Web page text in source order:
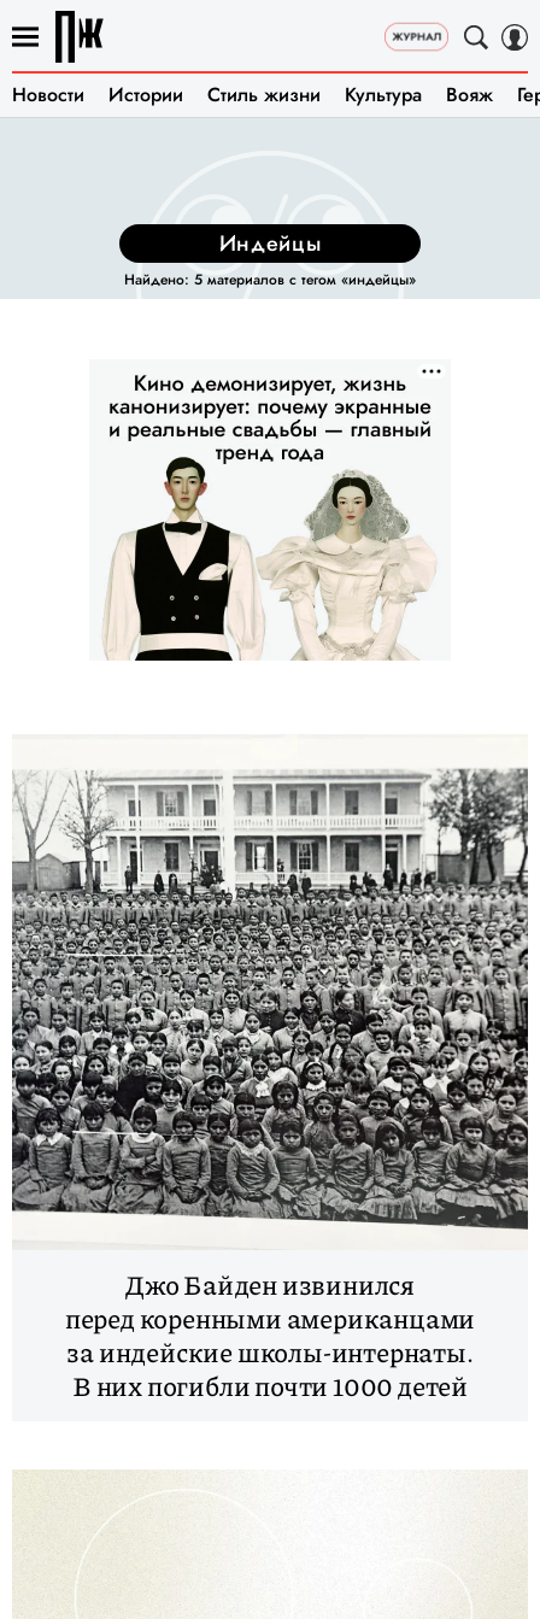
Новости Истории Стиль жизни Культура Вояж
индейцы
Найдено: 5 материалов с тегом «индейцы»
Джо Байден извинился
перед коренными американцами
за индейские школы-интернаты.
В них погибли почти 1000 детей